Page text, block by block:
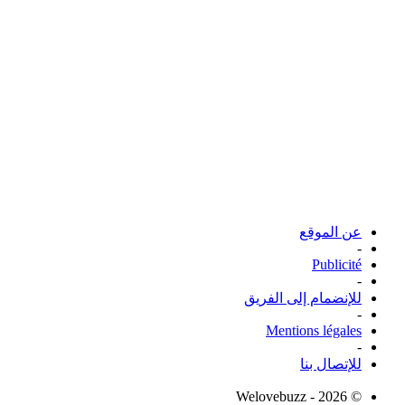
عن الموقع
-
Publicité
-
للإنضمام إلى الفريق
-
Mentions légales
-
للإتصال بنا
© Welovebuzz - 2026